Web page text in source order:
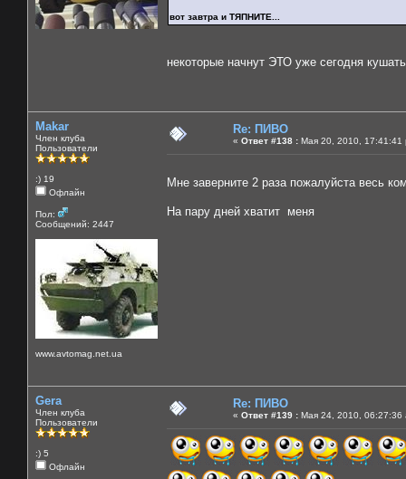
вот завтра и ТЯПНИТЕ...
некоторые начнут ЭТО уже сегодня
Makar
Член клуба
Пользователи
:) 19
Офлайн
Пол:
Сообщений: 2447
www.avtomag.net.ua
Re: ПИВО
« Ответ #138 : Мая 20, 2010, 17:41:41
Мне заверните 2 раза пожалуйста весь
На пару дней хватит меня
Gera
Член клуба
Пользователи
:) 5
Офлайн
Re: ПИВО
« Ответ #139 : Мая 24, 2010, 06:27:36